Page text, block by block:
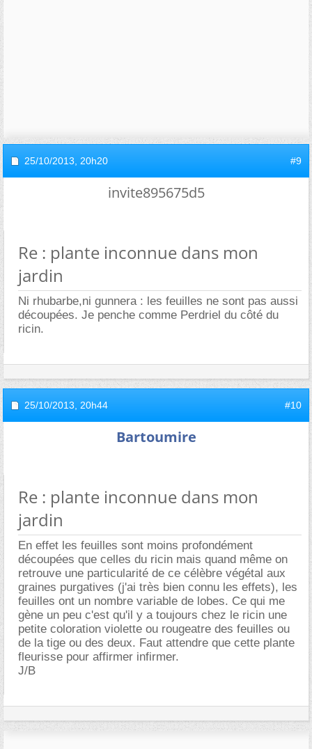
25/10/2013, 20h20 #9
invite895675d5
Re : plante inconnue dans mon
jardin
Ni rhubarbe,ni gunnera : les feuilles ne sont pas aussi
découpées. Je penche comme Perdriel du côté du
ricin.
25/10/2013, 20h44 #10
Bartoumire
Re : plante inconnue dans mon
jardin
En effet les feuilles sont moins profondément
découpées que celles du ricin mais quand même on
retrouve une particularité de ce célèbre végétal aux
graines purgatives (j'ai très bien connu les effets), les
feuilles ont un nombre variable de lobes. Ce qui me
gène un peu c'est qu'il y a toujours chez le ricin une
petite coloration violette ou rougeatre des feuilles ou
de la tige ou des deux. Faut attendre que cette plante
fleurisse pour affirmer infirmer.
J/B